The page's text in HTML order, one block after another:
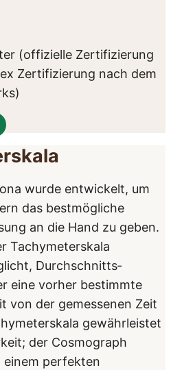
(offizielle Zertifizierung
Zertifizierung nach dem
wurde entwickelt, um
das bestmögliche
an die Hand zu geben.
Tachymeter­­skala
Durchschnitts­
eine vorher bestimmte
von der gemessenen Zeit
gewährleistet
der Cosmograph
perfekten